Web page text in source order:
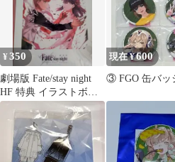
¥350
劇場版 Fate/stay night
HF 特典 イラストボー
ド
現在 ¥600
③ FGO 缶バッ